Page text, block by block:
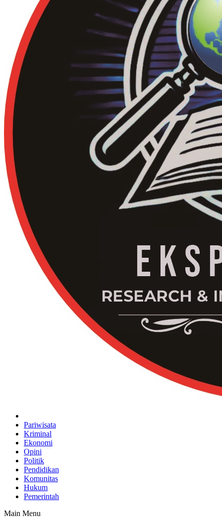
Pariwisata
Kriminal
Ekonomi
Opini
Politik
Pendidikan
Komunitas
Hukum
Pemerintah
Main Menu